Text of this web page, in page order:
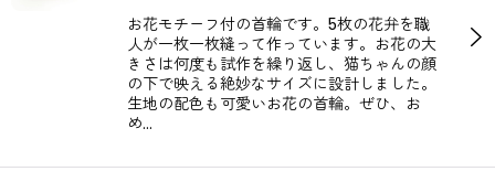
お花モチーフ付の首輪です。5枚の花弁を職
人が一枚一枚縫って作っています。お花の大
きさは何度も試作を繰り返し、猫ちゃんの顔
の下で映える絶妙なサイズに設計しました。
生地の配色も可愛いお花の首輪。ぜひ、お
め…